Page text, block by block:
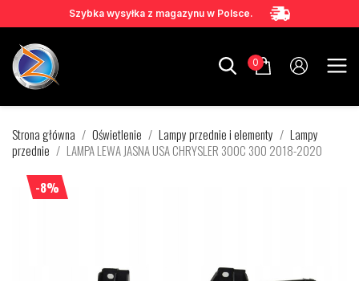
Szybka wysyłka z magazynu w Polsce.
0
Strona główna Oświetlenie Lampy przednie i elementy
Lampy
przednie
LAMPA LEWA JASNA USA CHRYSLER 300C 300 2018-2020
-8%